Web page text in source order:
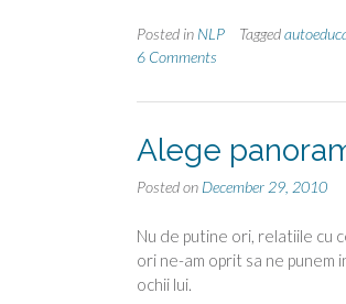
Posted in NLP Tagged
6 Comments
Alege
Posted on December 29, 2010
Nu de putine ori, relatiile cu
ori ne-am oprit sa ne punem
ochii lui.